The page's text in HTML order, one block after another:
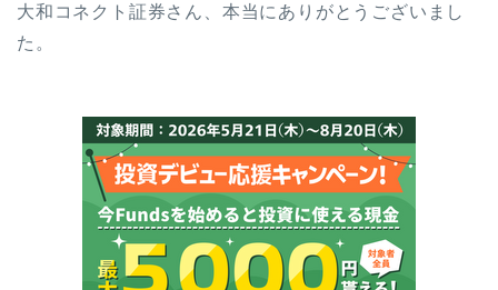
大和コネクト証券さん、本当にありがとうございまし
た。